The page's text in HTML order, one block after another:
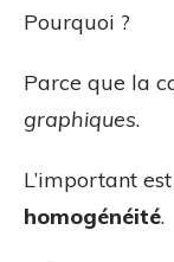
Pourquoi ?
Parce que la
graphiques.
L’important
homogénéité.